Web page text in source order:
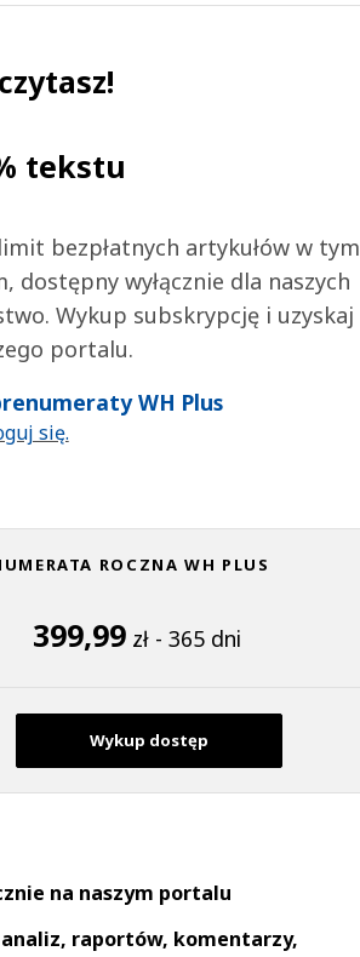
tekstu
bezpłatnych artykułów w tym
wyłącznie dla naszych
Wykup subskrypcję i uzyskaj
portalu.
WH Plus
się.
ROCZNA WH PLUS
399,99 zł - 365 dni
Wykup dostęp
na naszym portalu
raportów, komentarzy,